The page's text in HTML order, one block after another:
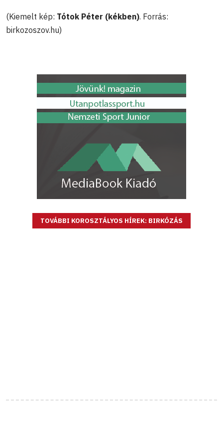
(Kiemelt kép: Tótok Péter (kékben). Forrás:
birkozoszov.hu)
TOVÁBBI KOROSZTÁLYOS HÍREK: BIRKÓZÁS